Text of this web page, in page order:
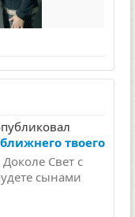
твоего
Свет с
сынами